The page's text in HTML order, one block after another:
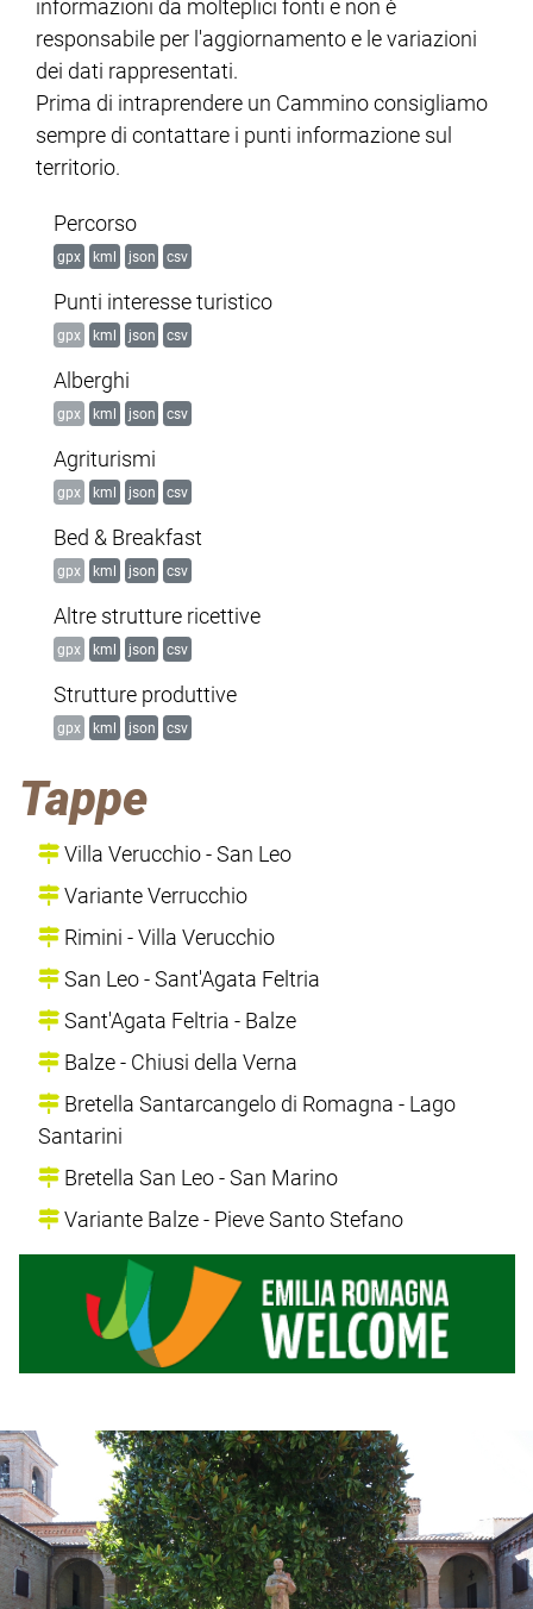
informazioni da molteplici fonti e non è
responsabile per l'aggiornamento e le variazioni
dei dati rappresentati.
Prima di intraprendere un Cammino consigliamo
sempre di contattare i punti informazione sul
territorio.
Percorso
gpx kml json csv
Punti interesse turistico
gpx kml json csv
Alberghi
gpx kml json csv
Agriturismi
gpx kml json csv
Bed & Breakfast
gpx kml json csv
Altre strutture ricettive
gpx kml json csv
Strutture produttive
gpx kml json csv
Tappe
Villa Verucchio - San Leo
Variante Verrucchio
Rimini - Villa Verucchio
San Leo - Sant'Agata Feltria
Sant'Agata Feltria - Balze
Balze - Chiusi della Verna
Bretella Santarcangelo di Romagna - Lago
Santarini
Bretella San Leo - San Marino
Variante Balze - Pieve Santo Stefano